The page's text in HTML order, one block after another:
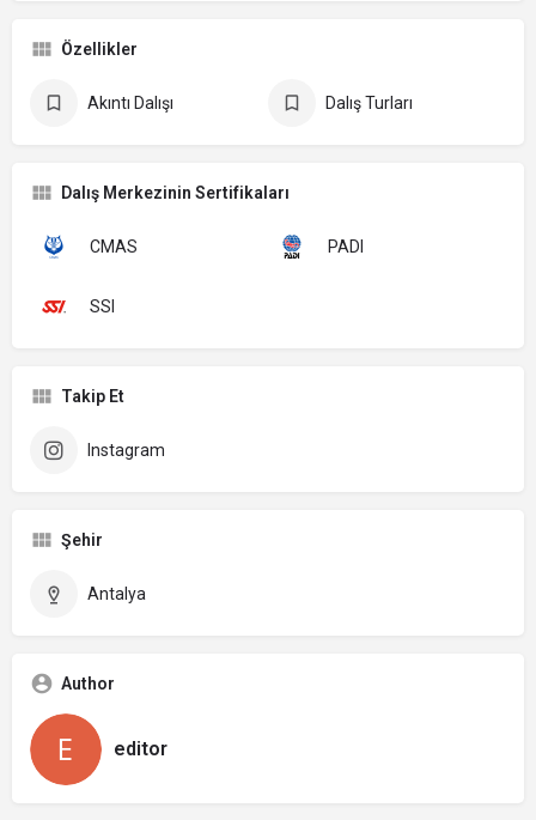
Özellikler
Akıntı Dalışı Dalış Turları
Dalış Merkezinin Sertifikaları
CMAS PADI
SSI
Takip Et
Instagram
Şehir
Antalya
Author
editor